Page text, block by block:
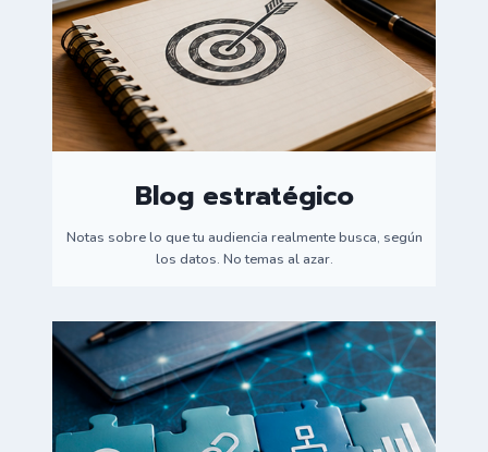
Blog estratégico
Notas sobre lo que tu audiencia realmente busca, según
los datos. No temas al azar.